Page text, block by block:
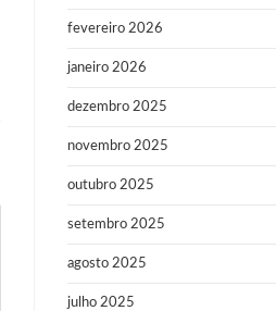
fevereiro 2026
janeiro 2026
dezembro 2025
novembro 2025
outubro 2025
setembro 2025
agosto 2025
julho 2025